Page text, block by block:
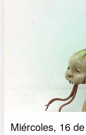
Miércoles, 16